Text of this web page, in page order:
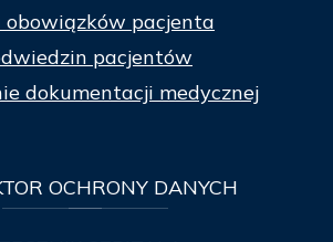
pacjenta
pacjentów
dokumentacji medycznej
OCHRONY DANYCH